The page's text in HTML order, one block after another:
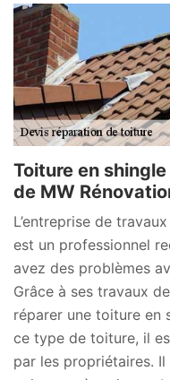
Toiture en
de MW
L’entreprise de
est un professionnel
avez des problèmes
Grâce à ses travaux
réparer une toiture en
ce type de toiture, il
par les propriétaires.